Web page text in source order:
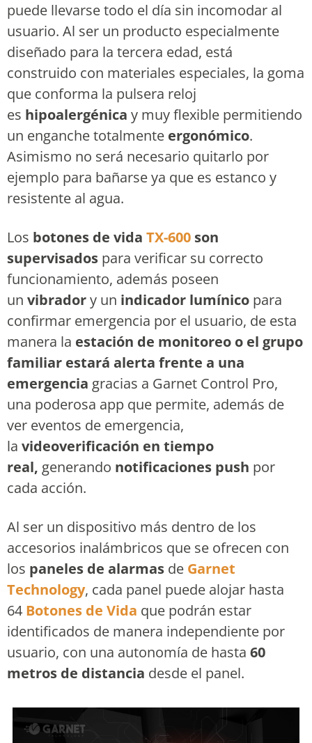
puede llevarse todo el día sin incomodar al
usuario. Al ser un producto especialmente
diseñado para la tercera edad, está
construido con materiales especiales, la goma
que conforma la pulsera reloj
es hipoalergénica y muy flexible permitiendo
un enganche totalmente ergonómico.
Asimismo no será necesario quitarlo por
ejemplo para bañarse ya que es estanco y
resistente al agua.
Los botones de vida TX-600 son
supervisados para verificar su correcto
funcionamiento, además poseen
un vibradory un indicador lumínico para
confirmar emergencia por el usuario, de esta
manera la estación de monitoreo o el grupo
familiar estará alerta frente a una
emergencia gracias a Garnet Control Pro,
una poderosa app que permite, además de
ver eventos de emergencia,
la videoverificación en tiempo
real, generando notificaciones push por
cada acción.
Al ser un dispositivo más dentro de los
accesorios inalámbricos que se ofrecen con
los paneles de alarmas de Garnet
Technology, cada panel puede alojar hasta
64 Botones de Vida que podrán estar
identificados de manera independiente por
usuario, con una autonomía de hasta 60
metros de distancia desde el panel.